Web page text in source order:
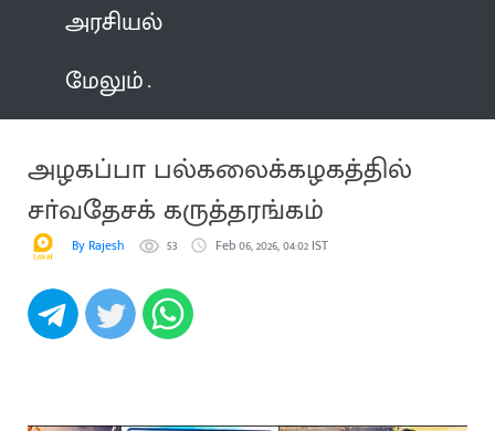
அரசியல்
மேலும்
அழகப்பா பல்கலைக்கழகத்தில்
சா்வதேசக் கருத்தரங்கம்
By Rajesh 53 Feb 06, 2026, 04:02 IST